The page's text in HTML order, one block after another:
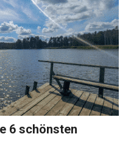
6 schönsten